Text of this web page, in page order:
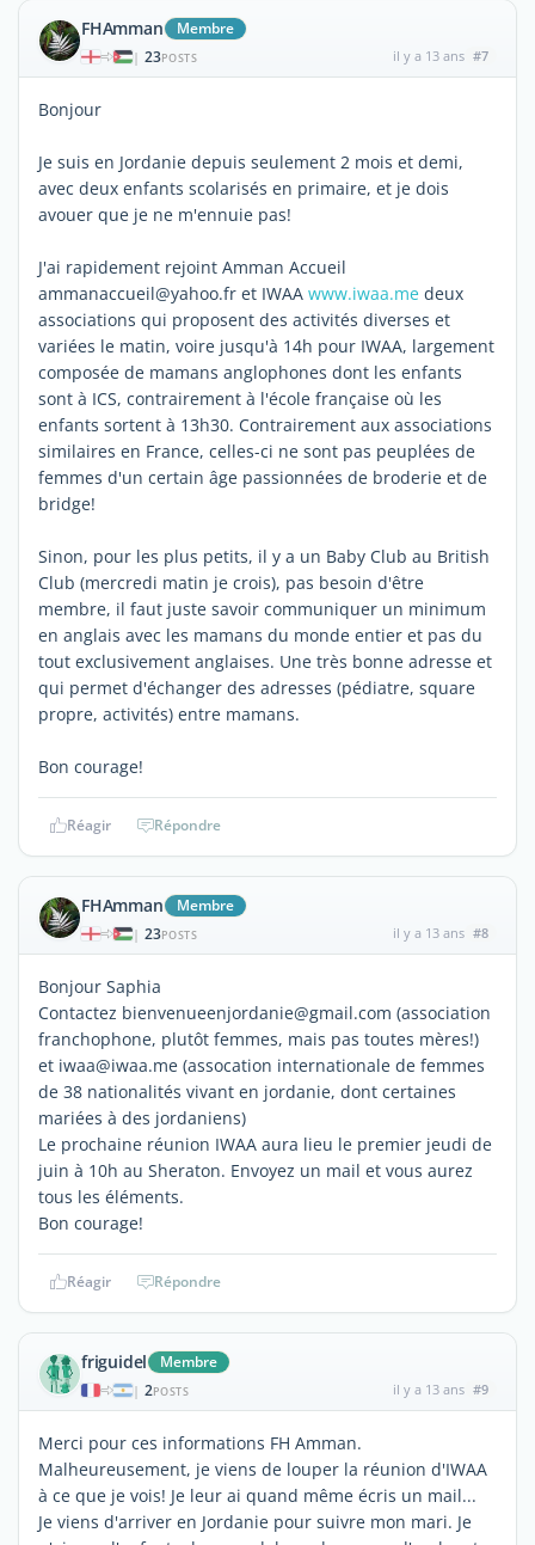
FHAmman Membre
| 23POSTS il y a 13 ans #7
Bonjour
Je suis en Jordanie depuis seulement 2 mois et demi,
avec deux enfants scolarisés en primaire, et je dois
avouer que je ne m'ennuie pas!
J'ai rapidement rejoint Amman Accueil
ammanaccueil@yahoo.fr et IWAA www.iwaa.me deux
associations qui proposent des activités diverses et
variées le matin, voire jusqu'à 14h pour IWAA, largement
composée de mamans anglophones dont les enfants
sont à ICS, contrairement à l'école française où les
enfants sortent à 13h30. Contrairement aux associations
similaires en France, celles-ci ne sont pas peuplées de
femmes d'un certain âge passionnées de broderie et de
bridge!
Sinon, pour les plus petits, il y a un Baby Club au British
Club (mercredi matin je crois), pas besoin d'être
membre, il faut juste savoir communiquer un minimum
en anglais avec les mamans du monde entier et pas du
tout exclusivement anglaises. Une très bonne adresse et
qui permet d'échanger des adresses (pédiatre, square
propre, activités) entre mamans.
Bon courage!
Réagir Répondre
FHAmman Membre
| 23POSTS il y a 13 ans #8
Bonjour Saphia
Contactez bienvenueenjordanie@gmail.com (association
franchophone, plutôt femmes, mais pas toutes mères!)
et iwaa@iwaa.me (assocation internationale de femmes
de 38 nationalités vivant en jordanie, dont certaines
mariées à des jordaniens)
Le prochaine réunion IWAA aura lieu le premier jeudi de
juin à 10h au Sheraton. Envoyez un mail et vous aurez
tous les éléments.
Bon courage!
Réagir Répondre
friguidel Membre
| 2POSTS il y a 13 ans #9
Merci pour ces informations FH Amman.
Malheureusement, je viens de louper la réunion d'IWAA
à ce que je vois! Je leur ai quand même écris un mail...
Je viens d'arriver en Jordanie pour suivre mon mari. Je